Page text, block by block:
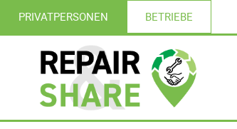
PRIVATPERSONEN BETRIEBE